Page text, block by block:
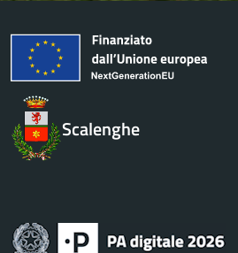
Scalenghe